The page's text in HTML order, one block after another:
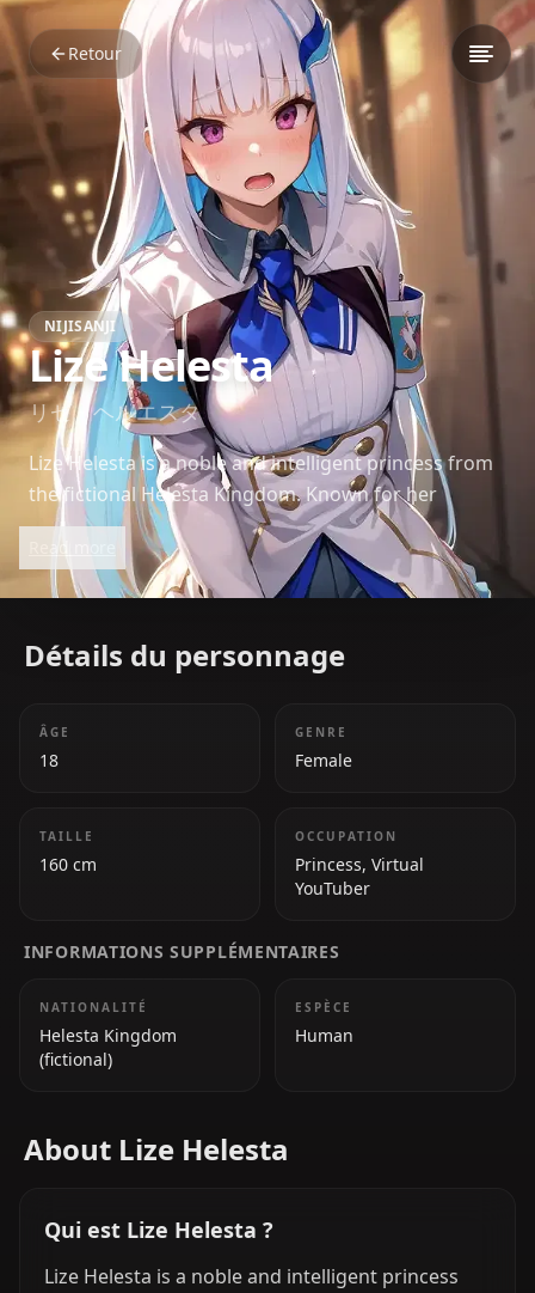
Retour
NIJISANJI
Lize Helesta
リゼ・ヘルエスタ
Lize Helesta is a noble and intelligent princess from
the fictional Helesta Kingdom. Known for her
kindness, eloquence, and deep worldbuilding, she
brings sophistication and warmth to her audience.
Read more
Détails du personnage
ÂGE
18
GENRE
Female
TAILLE
160 cm
OCCUPATION
Princess, Virtual
YouTuber
INFORMATIONS SUPPLÉMENTAIRES
NATIONALITÉ
Helesta Kingdom
(fictional)
ESPÈCE
Human
About Lize Helesta
Qui est Lize Helesta ?
Lize Helesta is a noble and intelligent princess